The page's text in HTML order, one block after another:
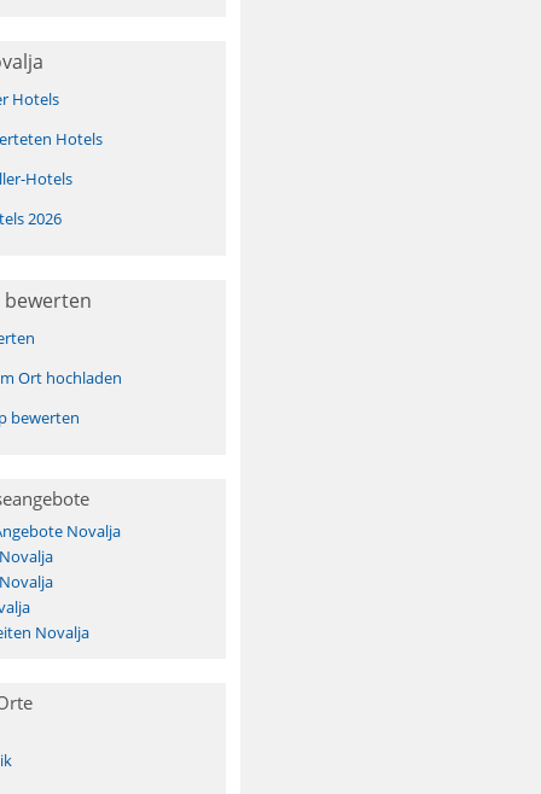
Hotels
Hotels
Hotels
2026
Ort hochladen
bewerten
Novalja
Novalja